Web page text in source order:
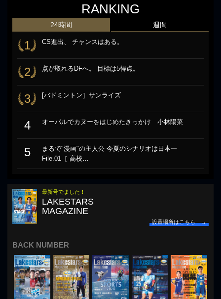
RANKING
24時間
1 CS進出、 チャンスはある。
2 点が取れるDFへ。 目標は5得点。
3 [バドミントン］サンライズ
4 オーパルでカヌーをはじめたきっかけ 小林陽菜
5
まるで"漫画"の主人公 今夏のシナリオは日本一
File.01［ 高校…
週間
最新号でました！
LAKESTARS
MAGAZINE
設置場所はこちら →
BACK NUMBER